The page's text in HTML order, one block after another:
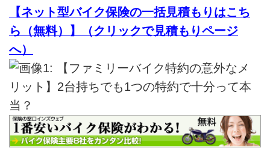
【ネット型バイク保険の一括見積もりはこち
ら（無料）】（クリックで見積もりページ
へ）